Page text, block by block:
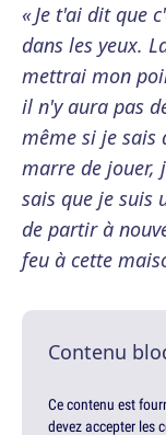
« Je t'ai dit que
dans les yeux.
mettrai mon
il n'y aura pas
même si je sais
marre de jouer,
sais que je suis
de partir à
feu à cette
Contenu
Ce contenu est
devez accepter les